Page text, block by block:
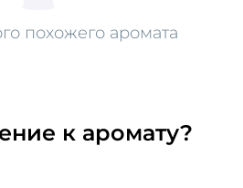
похожего аромата
к аромату?